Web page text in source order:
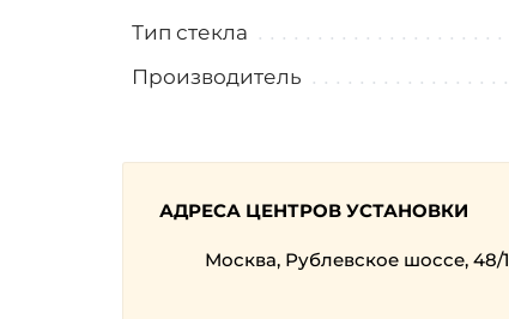
Тип стекла
Производитель
АДРЕСА ЦЕНТРОВ УСТАНОВКИ
Москва, Рублевское шоссе, 48/1